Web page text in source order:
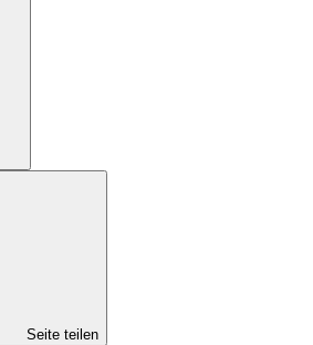
Seite teilen